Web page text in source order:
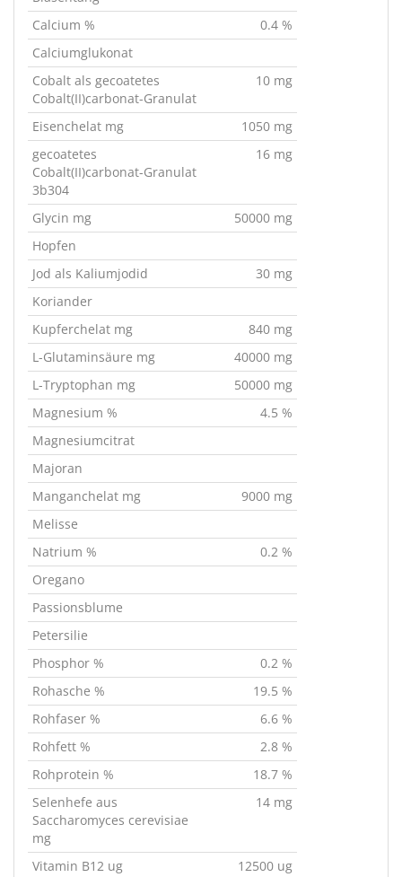
Calcium %
0.4 %
Calciumglukonat
Cobalt als gecoatetes
Cobalt(II)carbonat-Granulat
10 mg
Eisenchelat mg
1050 mg
gecoatetes
Cobalt(II)carbonat-Granulat
3b304
16 mg
Glycin mg
50000 mg
Hopfen
Jod als Kaliumjodid
30 mg
Koriander
Kupferchelat mg
840 mg
L-Glutaminsäure mg
40000 mg
L-Tryptophan mg
50000 mg
Magnesium %
4.5 %
Magnesiumcitrat
Majoran
Manganchelat mg
9000 mg
Melisse
Natrium %
0.2 %
Oregano
Passionsblume
Petersilie
Phosphor %
0.2 %
Rohasche %
19.5 %
Rohfaser %
6.6 %
Rohfett %
2.8 %
Rohprotein %
18.7 %
Selenhefe aus
Saccharomyces cerevisiae
mg
14 mg
Vitamin B12 ug
12500 ug